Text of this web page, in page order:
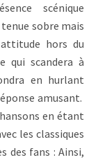
scénique
sobre mais
hors du
qui scandera à
en hurlant
amusant.
en étant
les classiques
des fans : Ainsi,